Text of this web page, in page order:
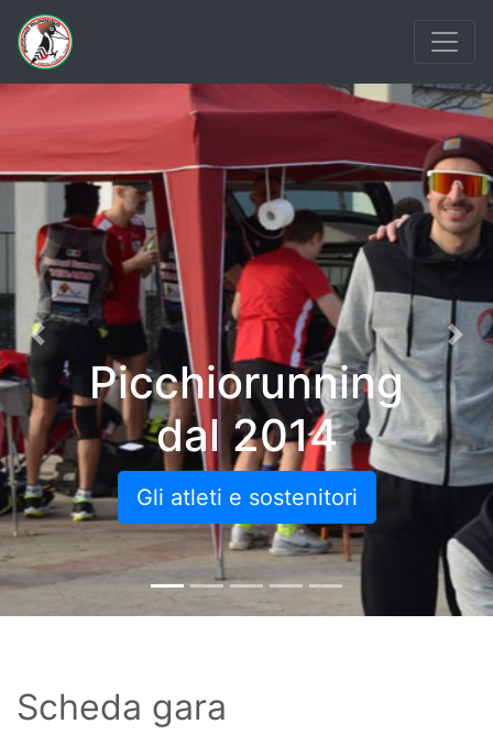
Picchiorunning
dal 2014
Gli atleti e sostenitori
Previous
Scheda gara